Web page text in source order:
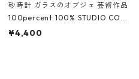
砂時計 ガラスのオブジェ 芸術作品
100percent 100% STUDIO COH
AKU Timeless 100パーセント ス
¥4,400